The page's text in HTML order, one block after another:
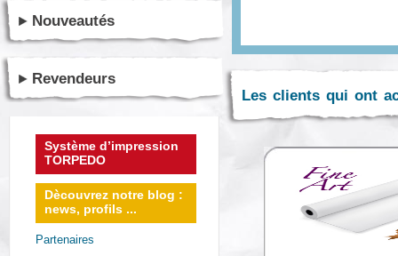
Nouveautés
Revendeurs
Système d’impression
TORPEDO
Dècouvrez notre blog :
news, profils ...
Partenaires
Les clients qui ont